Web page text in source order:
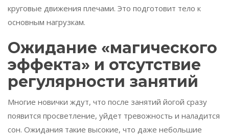
круговые движения плечами. Это подготовит тело к
основным нагрузкам.
Ожидание «магического
эффекта» и отсутствие
регулярности занятий
Многие новички ждут, что после занятий йогой сразу
появится просветление, уйдет тревожность и наладится
сон. Ожидания такие высокие, что даже небольшие